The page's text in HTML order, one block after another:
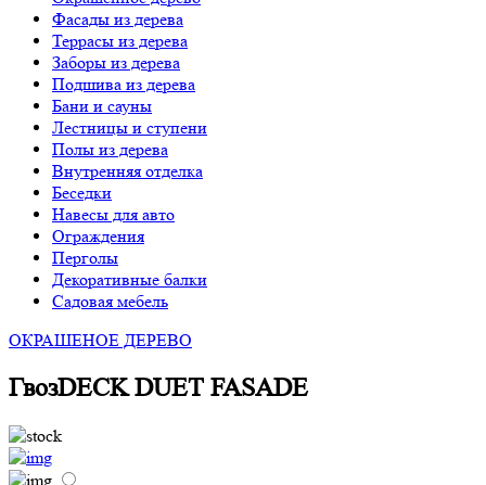
Фасады из дерева
Террасы из дерева
Заборы из дерева
Подшива из дерева
Бани и сауны
Лестницы и ступени
Полы из дерева
Внутренняя отделка
Беседки
Навесы для авто
Ограждения
Перголы
Декоративные балки
Садовая мебель
ОКРАШЕНОЕ ДЕРЕВО
ГвозDECK DUET FASADE